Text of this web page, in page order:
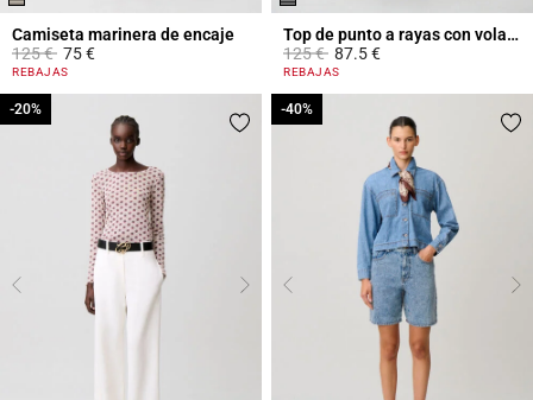
Camiseta marinera de encaje
Price reduced from
125 €to75 €
5 out of 5 Customer Rating
REBAJAS
Top de punto a rayas con volantes
Price reduced from
125 €to87.5 €
3,6 out of 5 Customer Rating
REBAJAS
-20%
-20% -40%
-40%